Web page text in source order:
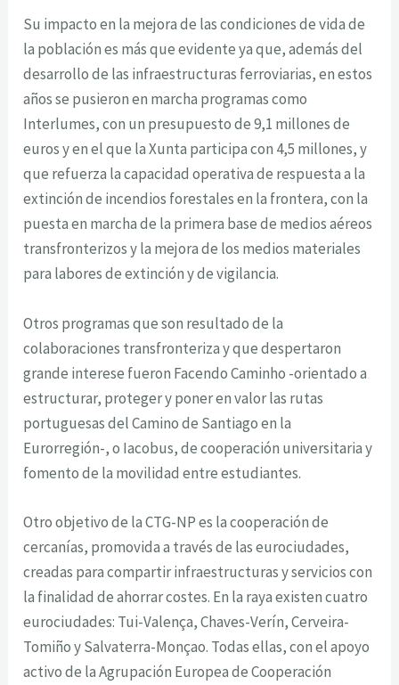
Su impacto en la mejora de las condiciones de vida de
la población es más que evidente ya que, además del
desarrollo de las infraestructuras ferroviarias, en estos
años se pusieron en marcha programas como
Interlumes, con un presupuesto de 9,1 millones de
euros y en el que la Xunta participa con 4,5 millones, y
que refuerza la capacidad operativa de respuesta a la
extinción de incendios forestales en la frontera, con la
puesta en marcha de la primera base de medios aéreos
transfronterizos y la mejora de los medios materiales
para labores de extinción y de vigilancia.
Otros programas que son resultado de la
colaboraciones transfronteriza y que despertaron
grande interese fueron Facendo Caminho -orientado a
estructurar, proteger y poner en valor las rutas
portuguesas del Camino de Santiago en la
Eurorregión-, o Iacobus, de cooperación universitaria y
fomento de la movilidad entre estudiantes.
Otro objetivo de la CTG-NP es la cooperación de
cercanías, promovida a través de las eurociudades,
creadas para compartir infraestructuras y servicios con
la finalidad de ahorrar costes. En la raya existen cuatro
eurociudades: Tui-Valença, Chaves-Verín, Cerveira-
Tomiño y Salvaterra-Monçao. Todas ellas, con el apoyo
activo de la Agrupación Europea de Cooperación